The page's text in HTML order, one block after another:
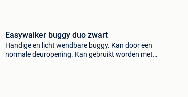
Easywalker buggy duo zwart
Handige en licht wendbare buggy. Kan door een
normale deuropening. Kan gebruikt worden met